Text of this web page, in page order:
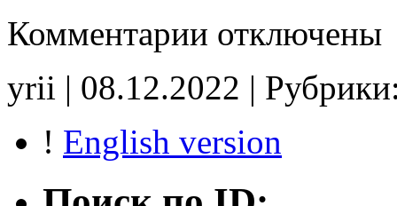
Комментарии записи
tune
E2
отключены
yrii | 08.12.2022 |
! English version